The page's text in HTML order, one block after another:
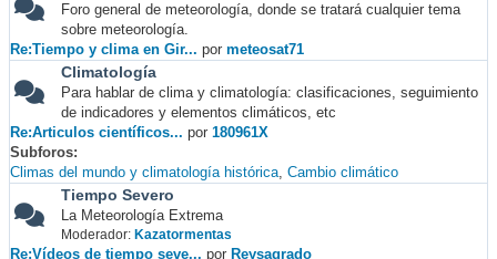
Foro general de meteorología, donde se tratará cualquier tema
sobre meteorología.
Re:Tiempo y clima en Gir... por meteosat71
Climatología
Para hablar de clima y climatología: clasificaciones, seguimiento
de indicadores y elementos climáticos, etc
Re:Articulos científicos... por 180961X
Subforos
Climas del mundo y climatología histórica Cambio climático
Tiempo Severo
La Meteorología Extrema
Moderador: Kazatormentas
Re:Vídeos de tiempo seve... por Reysagrado